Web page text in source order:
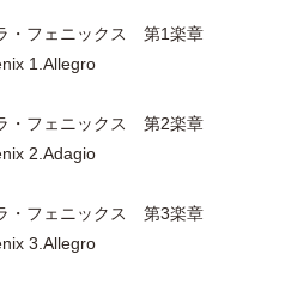
・フェニックス 第1楽章
1.Allegro
・フェニックス 第2楽章
2.Adagio
・フェニックス 第3楽章
3.Allegro